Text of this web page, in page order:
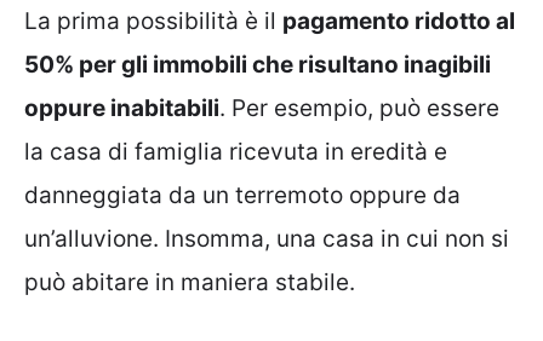
La prima possibilità è il pagamento ridotto al
50% per gli immobili che risultano inagibili
oppure inabitabili. Per esempio, può essere
la casa di famiglia ricevuta in eredità e
danneggiata da un terremoto oppure da
un’alluvione. Insomma, una casa in cui non si
può abitare in maniera stabile.